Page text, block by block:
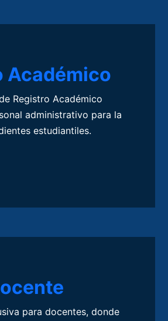
Académico
Registro Académico
administrativo para la
estudiantiles.
para docentes, donde